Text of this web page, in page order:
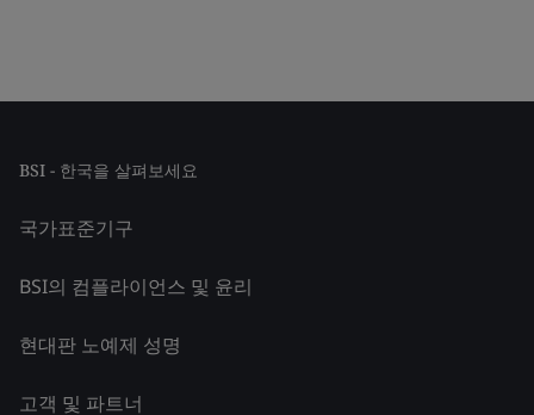
BSI - 한국을 살펴보세요
국가표준기구
BSI의 컴플라이언스 및 윤리
현대판 노예제 성명
고객 및 파트너